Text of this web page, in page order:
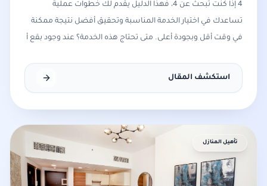
4 إذا كنت تبحث عن 4، فهذا الدليل يقدم لك خطوات عملية
تساعدك في اختيار الخدمة المناسبة وتحقيق أفضل نتيجة ممكنة
في وقت أقل وبجودة أعلى. متى تحتاج هذه الخدمة؟ عند وجود بقع أ
استكشف المقال
تأهيل المنازل